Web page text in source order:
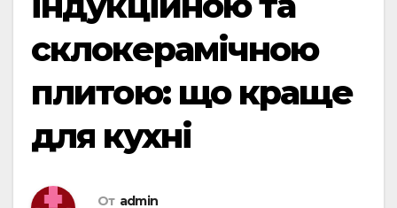
склокерамічною
плитою: що краще
для кухні
От admin